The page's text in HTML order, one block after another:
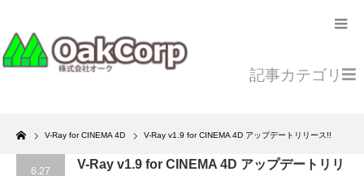
Home
V-Ray for CINEMA 4D V-Ray v1.9 for CINEMA 4D アップデートリリース!!
記事カテゴリ
6.27
V-Ray v1.9 for CINEMA 4D アップデートリリ